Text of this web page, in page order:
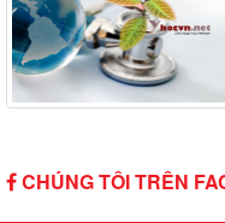
CHÚNG TÔI TRÊN